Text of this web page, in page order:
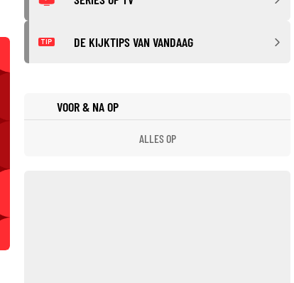
TIP DE KIJKTIPS VAN VANDAAG
VOOR & NA OP
ALLES OP